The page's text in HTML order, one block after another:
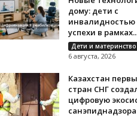
дому: дети с
успехи в
Дети и материнство
6 августа, 2026
Казахстан
стран СНГ
цифровую
санэпиднадзора